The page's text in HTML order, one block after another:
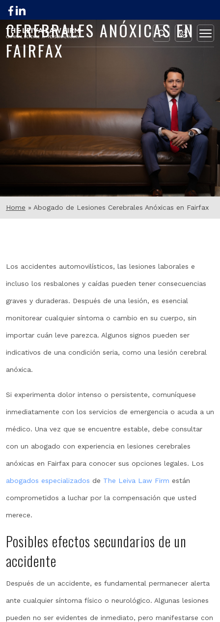
ABOGADO DE LESIONES
CEREBRALES ANÓXICAS EN
FAIRFAX
Home » Abogado de Lesiones Cerebrales Anóxicas en Fairfax
Los accidentes automovilísticos, las lesiones laborales e
incluso los resbalones y caídas pueden tener consecuencias
graves y duraderas. Después de una lesión, es esencial
monitorear cualquier síntoma o cambio en su cuerpo, sin
importar cuán leve parezca. Algunos signos pueden ser
indicativos de una condición seria, como una lesión cerebral
anóxica.
Si experimenta dolor intenso o persistente, comuníquese
inmediatamente con los servicios de emergencia o acuda a un
médico. Una vez que se encuentre estable, debe consultar
con un abogado con experiencia en lesiones cerebrales
anóxicas en Fairfax para conocer sus opciones legales. Los
abogados especializados de The Leiva Law Firm están
comprometidos a luchar por la compensación que usted
merece.
Posibles efectos secundarios de un
accidente
Después de un accidente, es fundamental permanecer alerta
ante cualquier síntoma físico o neurológico. Algunas lesiones
pueden no ser evidentes de inmediato, pero manifestarse con